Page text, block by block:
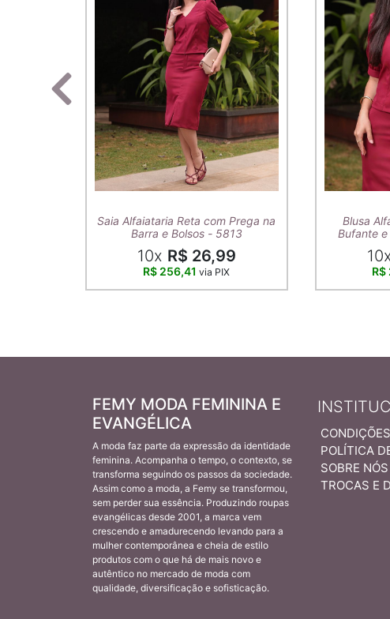
Saia Alfaiataria Reta com Prega na
Barra e Bolsos - 5813
10x R$ 26,99
R$ 256,41via PIX
Blusa
Bufante
R$
POLÍTICA
SOBRE NÓS
TROCAS E
FEMY MODA FEMININA E
EVANGÉLICA
A moda faz parte da expressão da identidade
feminina. Acompanha o tempo, o contexto, se
transforma seguindo os passos da sociedade.
Assim como a moda, a Femy se transformou,
sem perder sua essência. Produzindo roupas
evangélicas desde 2001, a marca vem
crescendo e amadurecendo levando para a
mulher contemporânea e cheia de estilo
produtos com o que há de mais novo e
autêntico no mercado de moda com
qualidade, diversificação e sofisticação.